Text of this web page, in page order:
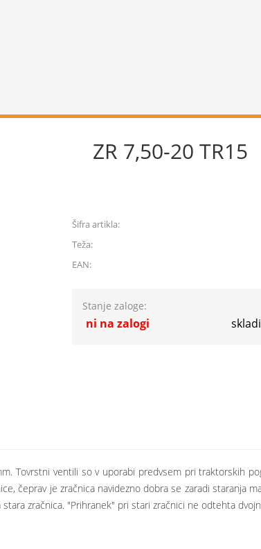
ZR 7,50-20 TR15
Šifra artikla:
Teža:
EAN:
Stanje zaloge:
ni na zalogi
Tovrstni ventili so v uporabi predvsem pri traktorskih
čeprav je zračnica navidezno dobra se zaradi staranja
zračnica. "Prihranek" pri stari zračnici ne odtehta